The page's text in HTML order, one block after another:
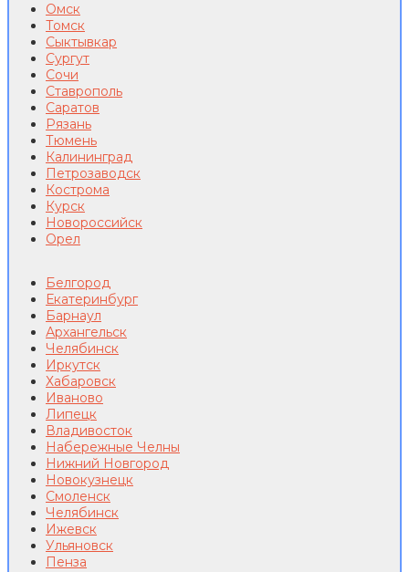
Омск
Томск
Сыктывкар
Сургут
Сочи
Ставрополь
Саратов
Рязань
Тюмень
Калининград
Петрозаводск
Кострома
Курск
Новороссийск
Орел
Белгород
Екатеринбург
Барнаул
Архангельск
Челябинск
Иркутск
Хабаровск
Иваново
Липецк
Владивосток
Набережные Челны
Нижний Новгород
Новокузнецк
Смоленск
Челябинск
Ижевск
Ульяновск
Пенза